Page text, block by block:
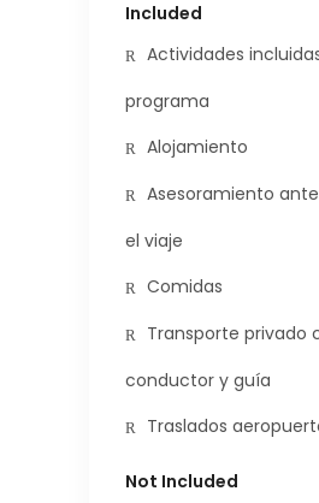
Included
Actividades
programa
Alojamiento
Asesoramiento
el viaje
Comidas
Transporte privado
conductor y guía
Traslados
Not Included